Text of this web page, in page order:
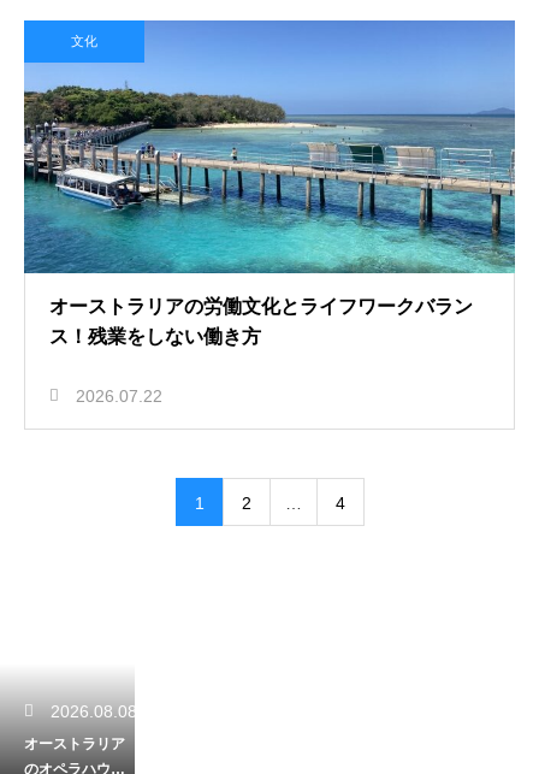
文化
オーストラリアの労働文化とライフワークバラン
ス！残業をしない働き方
2026.07.22
1 2 4
2026.08.08
オーストラリア
のオペラハウス